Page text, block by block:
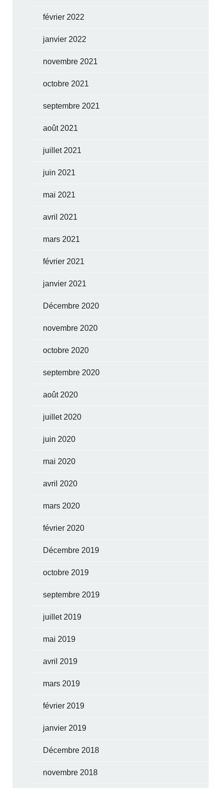
février 2022
janvier 2022
novembre 2021
octobre 2021
septembre 2021
août 2021
juillet 2021
juin 2021
mai 2021
avril 2021
mars 2021
février 2021
janvier 2021
Décembre 2020
novembre 2020
octobre 2020
septembre 2020
août 2020
juillet 2020
juin 2020
mai 2020
avril 2020
mars 2020
février 2020
Décembre 2019
octobre 2019
septembre 2019
juillet 2019
mai 2019
avril 2019
mars 2019
février 2019
janvier 2019
Décembre 2018
novembre 2018